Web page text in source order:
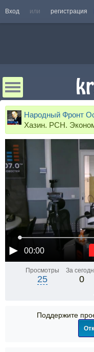
Вход или регистрация
Народный Фронт
Хазин. РСН.
00:00
Просмотры
25
За
0
Поддержите